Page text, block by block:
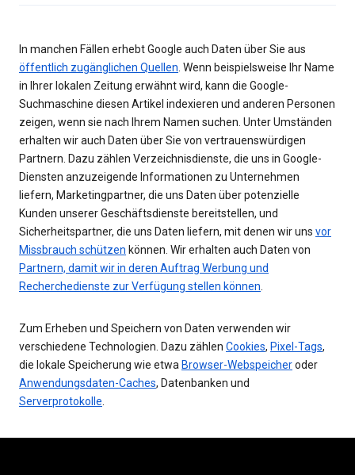
In manchen Fällen erhebt Google auch Daten über Sie aus
öffentlich zugänglichen Quellen . Wenn beispielsweise Ihr Name
in Ihrer lokalen Zeitung erwähnt wird, kann die Google-
Suchmaschine diesen Artikel indexieren und anderen Personen
zeigen, wenn sie nach Ihrem Namen suchen. Unter Umständen
erhalten wir auch Daten über Sie von vertrauenswürdigen
Partnern. Dazu zählen Verzeichnisdienste, die uns in Google-
Diensten anzuzeigende Informationen zu Unternehmen
liefern, Marketingpartner, die uns Daten über potenzielle
Kunden unserer Geschäftsdienste bereitstellen, und
Sicherheitspartner, die uns Daten liefern, mit denen wir uns vor
Missbrauch schützen können. Wir erhalten auch Daten von
Partnern, damit wir in deren Auftrag Werbung und
Recherchedienste zur Verfügung stellen können
Zum Erheben und Speichern von Daten verwenden wir
verschiedene Technologien. Dazu zählen Cookies, Pixel-Tags,
die lokale Speicherung wie etwa Browser-Webspeicheroder
Anwendungsdaten-Caches, Datenbanken und
Serverprotokolle